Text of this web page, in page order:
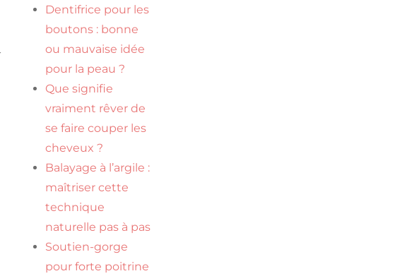
Dentifrice pour les
boutons : bonne
ou mauvaise idée
pour la peau ?
Que signifie
vraiment rêver de
se faire couper les
cheveux ?
Balayage à l’argile :
maîtriser cette
technique
naturelle pas à pas
Soutien-gorge
pour forte poitrine